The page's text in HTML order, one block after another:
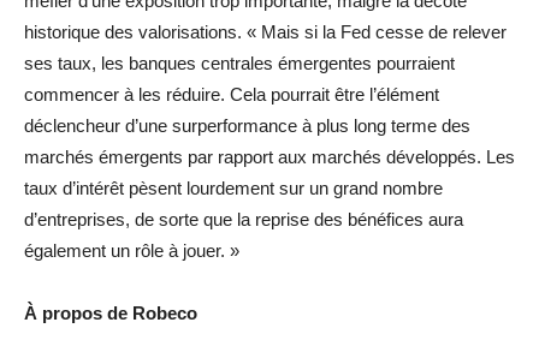
historique des valorisations. « Mais si la Fed cesse de relever
ses taux, les banques centrales émergentes pourraient
commencer à les réduire. Cela pourrait être l’élément
déclencheur d’une surperformance à plus long terme des
marchés émergents par rapport aux marchés développés. Les
taux d’intérêt pèsent lourdement sur un grand nombre
d’entreprises, de sorte que la reprise des bénéfices aura
également un rôle à jouer. »
À propos de Robeco